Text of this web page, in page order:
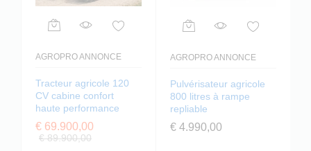
AGROPRO ANNONCE
Tracteur agricole 120
CV cabine confort
haute performance
€ 69.900,00
€89.900,00
AGROPRO ANNONCE
Pulvérisateur agricole
800 litres à rampe
repliable
€4.990,00